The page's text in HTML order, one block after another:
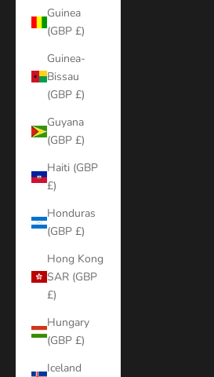
Guinea
(GBP £)
Guinea-
Bissau
(GBP £)
Guyana
(GBP £)
Haiti (GBP
£)
Honduras
(GBP £)
Hong Kong
SAR (GBP
£)
Hungary
(GBP £)
Iceland